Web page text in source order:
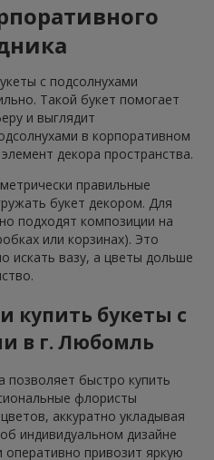
с подсолнухами
Такой букет помогает
и выглядит
в корпоративном
декора пространства.
правильные
букет декором. Для
подходят композиции на
или корзинах). Это
искать вазу, а цветы дольше
купить букеты с
в г. Любомль
позволяет быстро купить
флористы
аккуратно укладывая
индивидуальном дизайне
оперативно привозит яркую